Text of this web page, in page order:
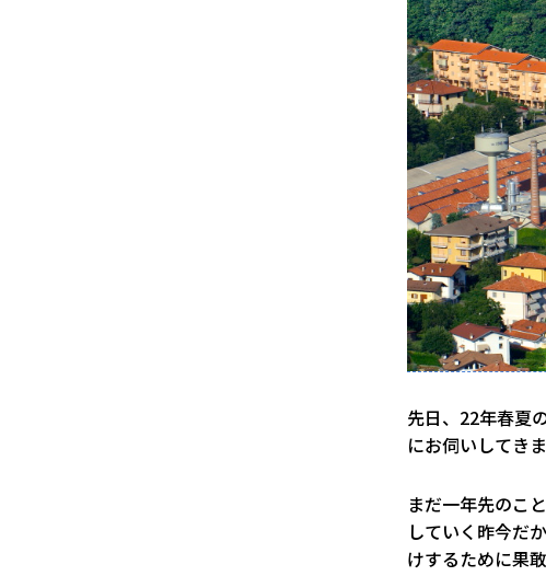
先日、22年春夏
にお伺いしてきま
まだ一年先のこ
していく昨今だ
けするために果